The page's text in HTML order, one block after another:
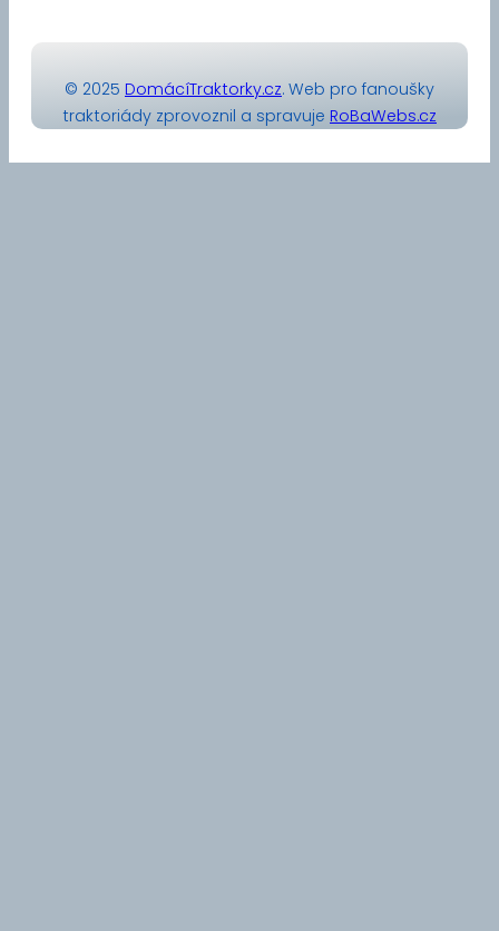
© 2025 DomácíTraktorky.cz. Web pro fanoušky
traktoriády zprovoznil a spravuje RoBaWebs.cz